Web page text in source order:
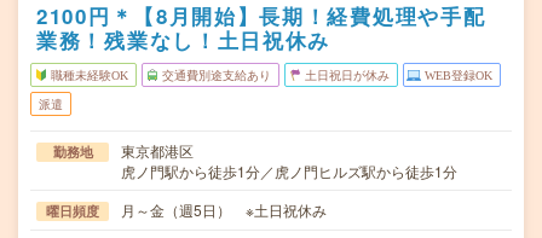
2100円＊【8月開始】長期！経費処理や手配
業務！残業なし！土日祝休み
職種未経験OK 交通費別途支給あり 土日祝日が休み WEB登録OK
派遣
勤務地
東京都港区
虎ノ門駅から徒歩1分／虎ノ門ヒルズ駅から徒歩1分
曜日頻度 月～金（週5日） ※土日祝休み